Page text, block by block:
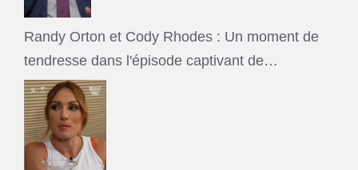
Randy Orton et Cody Rhodes : Un moment de
tendresse dans l'épisode captivant de…